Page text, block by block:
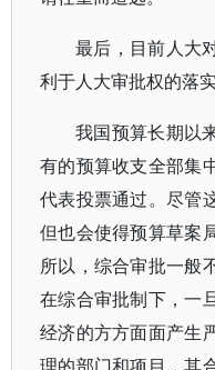
最后，目前人大
利于人大审批权的落实
我国预算长期以
有的预算收支全部集
代表投票通过。尽管
但也会使得预算草案
所以，综合审批一般
在综合审批制下，一
经济的方方面面产生